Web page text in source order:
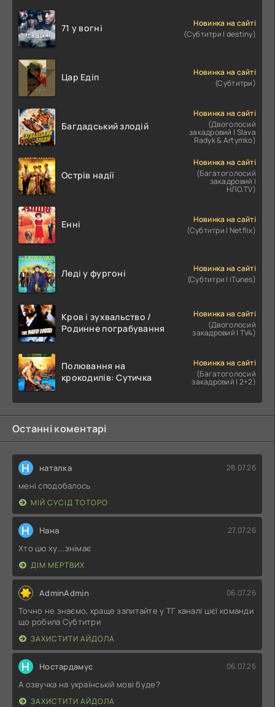
71 у вогні
Новинка на сайті
(Субтитри | destiny)
Цар Едіп
Новинка на сайті
(Субтитри)
Багдадський злодій
Новинка на сайті
(Двоголосий
закадровий | Slava
Radyk & Artymko)
Острів надії
Новинка на сайті
(Багатоголосий
закадровий |
НЛО.TV)
Енні
Новинка на сайті
(Субтитри | Netflix)
Леді у фургоні
Новинка на сайті
(Субтитри | iTunes)
Кров і зухвальство /
Родинне пограбування
Новинка на сайті
(Двоголосий
закадровий | TV4)
Полювання на
крокодилів: Сутичка
Новинка на сайті
(Багатоголосий
закадровий | 2+2)
Останні коментарі
Н наталка 28.07.26
мені сподобалось
МІЙ СУСІД ТОТОРО
Н Нана 27.07.26
Хто цю ху....знімає
ДІМ МЕРТВИХ
AdminAdmin 06.07.26
Точно не знаємо, краще запитайте у ТГ каналі цієї команди
що робила Субтитри
ЗАХИСТИТИ АЙДОЛА
Н Ностардамус 06.07.26
А озвучка на українській мові буде?
ЗАХИСТИТИ АЙДОЛА